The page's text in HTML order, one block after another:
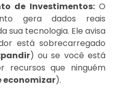
de Investimentos:O
gera dados reais
sua tecnologia. Ele avisa
está sobrecarregado
) ou se você está
recursos que ninguém
economizar).